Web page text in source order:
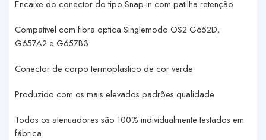
Encaixe do conector do tipo Snap-in com patilha retenção
Compativel com fibra optica Singlemodo OS2 G652D,
G657A2 e G657B3
Conector de corpo termoplastico de cor verde
Produzido com os mais elevados padrões qualidade
Todos os atenuadores são 100% individualmente testados em
fábrica